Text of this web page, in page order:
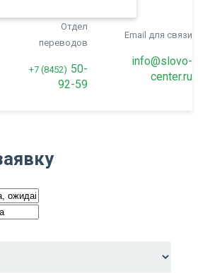
Отдел
переводов
+7 (8452) 50-
92-59
Email для связи
info@slovo-
center.ru